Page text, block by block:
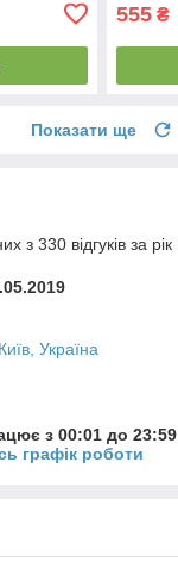
555 ₴
Показати ще
з 330 відгуків за рік
Україна
з 00:01 до 23:59
графік роботи